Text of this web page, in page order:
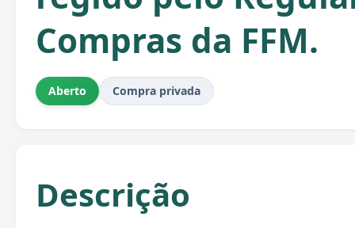
Compras da FFM.
Aberto Compra privada
Descrição